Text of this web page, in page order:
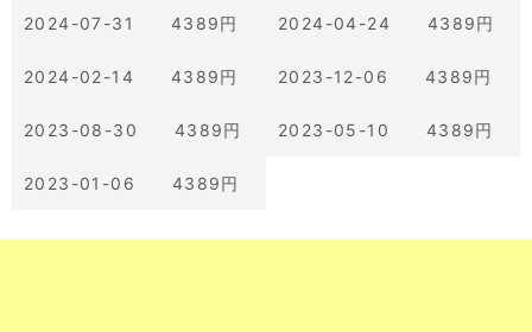
2024-07-31 4389円 2024-04-24 4389円
2024-02-14 4389円 2023-12-06 4389円
2023-08-30 4389円 2023-05-10 4389円
2023-01-06 4389円